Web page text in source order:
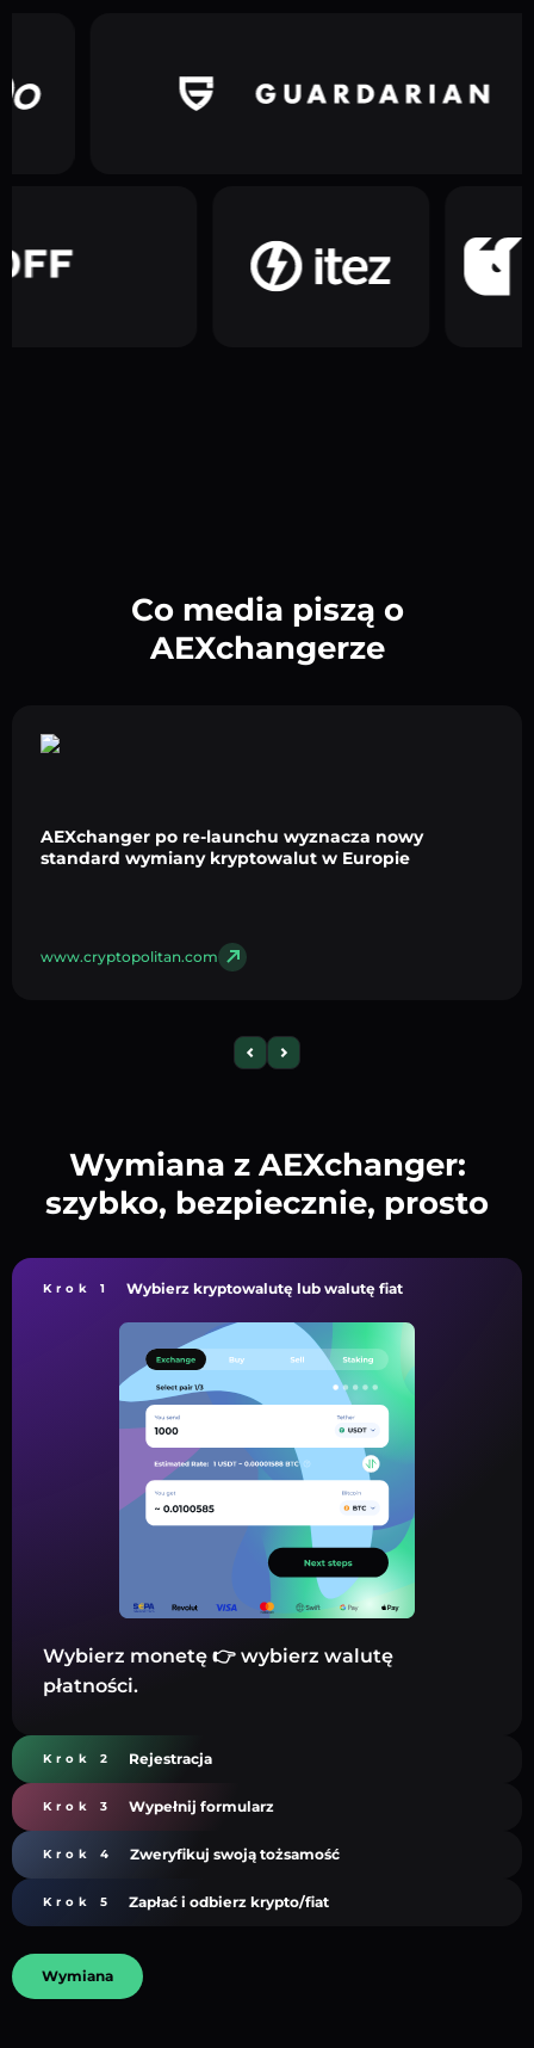
Co media piszą o
AEXchangerze
AEXchanger po re-launchu wyznacza nowy
standard wymiany kryptowalut w Europie
www.cryptopolitan.com
Wymiana z AEXchanger:
szybko, bezpiecznie, prosto
Krok 1 Wybierz kryptowalutę lub walutę fiat
Wybierz monetę 👉 wybierz walutę
płatności.
Krok 2 Rejestracja
Krok 3 Wypełnij formularz
Krok 4 Zweryfikuj swoją tożsamość
Krok 5 Zapłać i odbierz krypto/fiat
Wymiana